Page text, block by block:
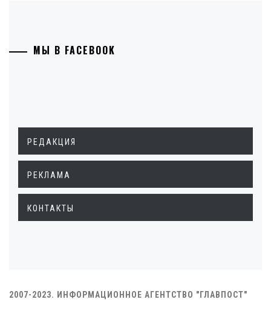
МЫ В FACEBOOK
РЕДАКЦИЯ
РЕКЛАМА
КОНТАКТЫ
2007-2023. ИНФОРМАЦИОННОЕ АГЕНТСТВО "ГЛАВПОСТ"